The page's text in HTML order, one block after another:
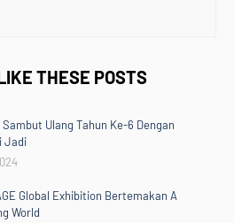
THESE POSTS
Ulang Tahun Ke-6 Dengan
Jadi
Global Exhibition Bertemakan A
World